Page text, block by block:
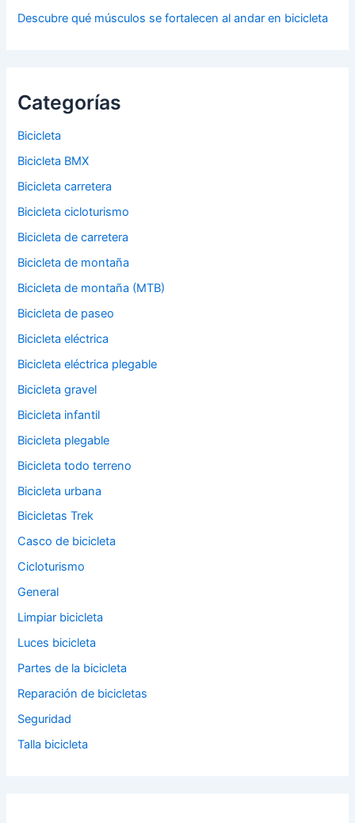
Descubre qué músculos se fortalecen al andar en bicicleta
Categorías
Bicicleta
Bicicleta BMX
Bicicleta carretera
Bicicleta cicloturismo
Bicicleta de carretera
Bicicleta de montaña
Bicicleta de montaña (MTB)
Bicicleta de paseo
Bicicleta eléctrica
Bicicleta eléctrica plegable
Bicicleta gravel
Bicicleta infantil
Bicicleta plegable
Bicicleta todo terreno
Bicicleta urbana
Bicicletas Trek
Casco de bicicleta
Cicloturismo
General
Limpiar bicicleta
Luces bicicleta
Partes de la bicicleta
Reparación de bicicletas
Seguridad
Talla bicicleta